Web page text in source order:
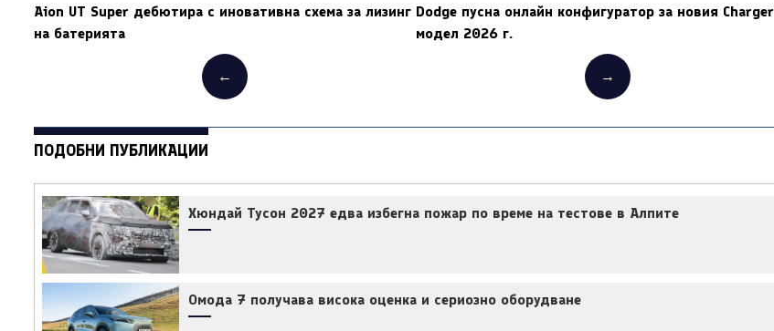
Aion UT Super дебютира с иновативна схема за лизинг
на батерията
←
Dodge пусна онлайн конфигуратор за новия Charger
модел 2026 г.
→
ПОДОБНИ ПУБЛИКАЦИИ
Хюндай Тусон 2027 едва избегна пожар по време на тестове в Алпите
Омода 7 получава висока оценка и сериозно оборудване